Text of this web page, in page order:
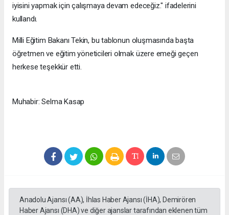
iyisini yapmak için çalışmaya devam edeceğiz." ifadelerini
kullandı.
Milli Eğitim Bakanı Tekin, bu tablonun oluşmasında başta
öğretmen ve eğitim yöneticileri olmak üzere emeği geçen
herkese teşekkür etti.
Muhabir: Selma Kasap
Anadolu Ajansı (AA), İhlas Haber Ajansı (İHA), Demirören
Haber Ajansı (DHA) ve diğer ajanslar tarafından eklenen tüm